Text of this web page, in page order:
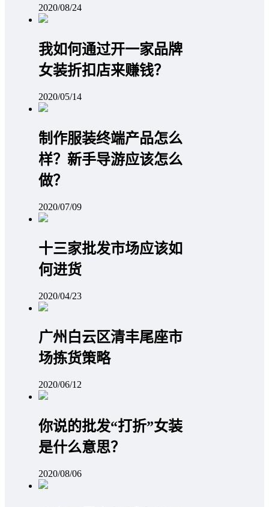
2020/08/24
我如何通过开一家品牌
女装折扣店来赚钱？
2020/05/14
制作服装终端产品怎么
样？新手导游应该怎么
做？
2020/07/09
十三家批发市场应该如
何进货
2020/04/23
广州白云区清丰尾座市
场拣货策略
2020/06/12
你说的批发“打折”女装
是什么意思？
2020/08/06